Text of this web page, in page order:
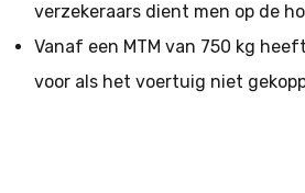
verzekeraars dient men op de
Vanaf een MTM van 750 kg
voor als het voertuig niet